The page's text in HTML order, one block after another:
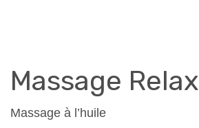
Massage Relax
Massage à l’huile